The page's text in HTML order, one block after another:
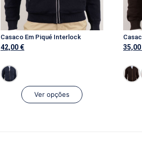
Casaco Em Piqué Interlock
42,00 €
Ver opções
35,00